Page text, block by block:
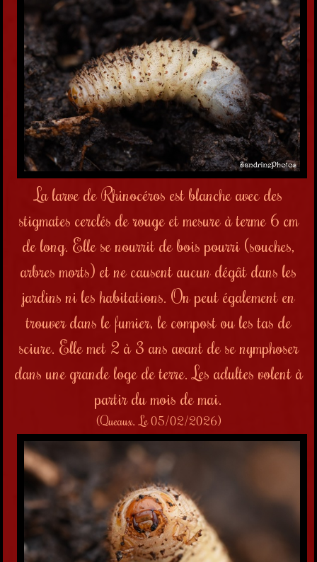
La larve de Rhinocéros est blanche avec des
stigmates cerclés de rouge et mesure à terme 6 cm
de long. Elle se nourrit de bois pourri (souches,
arbres morts) et ne causent aucun dégât dans les
jardins ni les habitations. On peut également en
trouver dans le fumier, le compost ou les tas de
sciure. Elle met 2 à 3 ans avant de se nymphoser
dans une grande loge de terre. Les adultes volent à
partir du mois de mai.
(Queaux, Le 05/02/2026)